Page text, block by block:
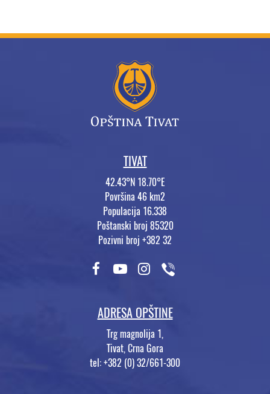
TIVAT
42.43°N 18.70°E
Površina 46 km2
Populacija 16.338
Poštanski broj 85320
Pozivni broj +382 32
ADRESA OPŠTINE
Trg magnolija 1,
Tivat, Crna Gora
tel: +382 (0) 32/661-300